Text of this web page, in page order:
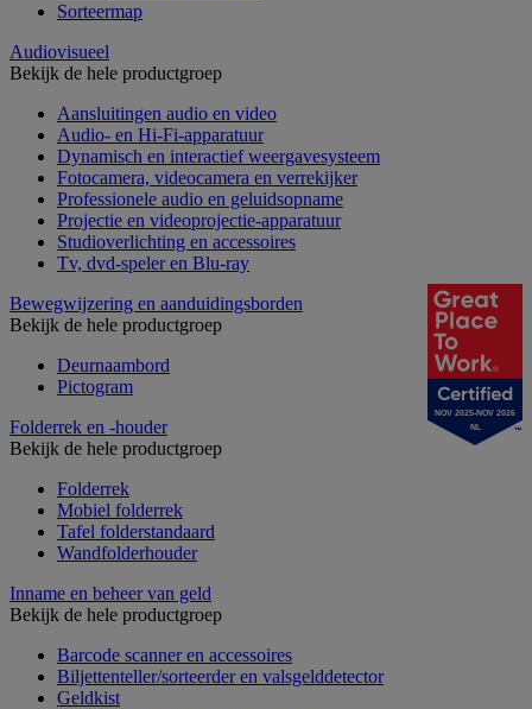
Sorteermap
Audiovisueel
Bekijk de hele productgroep
Aansluitingen audio en video
Audio- en Hi-Fi-apparatuur
Dynamisch en interactief weergavesysteem
Fotocamera, videocamera en verrekijker
Professionele audio en geluidsopname
Projectie en videoprojectie-apparatuur
Studioverlichting en accessoires
Tv, dvd-speler en Blu-ray
Bewegwijzering en aanduidingsborden
Bekijk de hele productgroep
Deurnaambord
Pictogram
Folderrek en -houder
Bekijk de hele productgroep
Folderrek
Mobiel folderrek
Tafel folderstandaard
Wandfolderhouder
Inname en beheer van geld
Bekijk de hele productgroep
Barcode scanner en accessoires
Biljettenteller/sorteerder en valsgelddetector
Geldkist
NOV 2025-NOV 2026
NL